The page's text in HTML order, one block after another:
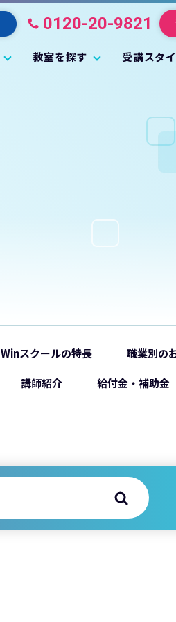
教室を探す 受講スタ
0120-20-9821
Winスクールの特長 職業別の
講師紹介 給付金・補助金